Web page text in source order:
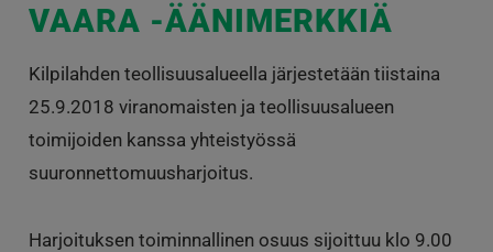
VAARA -ÄÄNIMERKKIÄ
Kilpilahden teollisuusalueella järjestetään tiistaina
25.9.2018 viranomaisten ja teollisuusalueen
toimijoiden kanssa yhteistyössä
suuronnettomuusharjoitus.
Harjoituksen toiminnallinen osuus sijoittuu klo 9.00